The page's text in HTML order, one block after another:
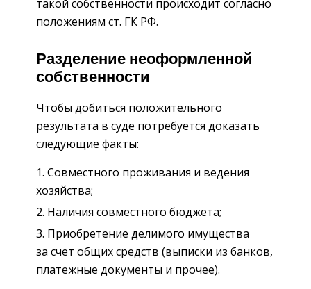
такой собственности происходит согласно
положениям ст. ГК РФ.
Разделение неоформленной
собственности
Чтобы добиться положительного
результата в суде потребуется доказать
следующие факты:
Совместного проживания и ведения
хозяйства;
Наличия совместного бюджета;
Приобретение делимого имущества
за счет общих средств (выписки из банков,
платежные документы и прочее).